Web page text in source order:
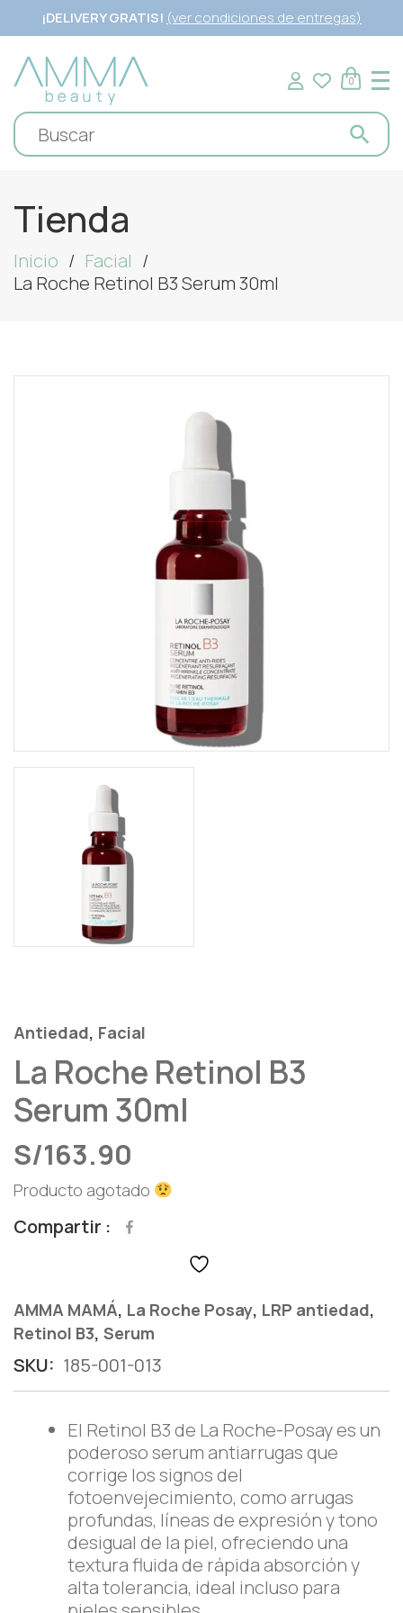
¡DELIVERY GRATIS! (ver condiciones de entregas)
0
Tienda
Inicio
Facial
La Roche Retinol B3 Serum 30ml
Antiedad, Facial
La Roche Retinol B3
Serum 30ml
S/163.90
Producto agotado
Compartir
AMMA MAMÁ, La Roche Posay, LRP antiedad,
Retinol B3, Serum
SKU: 185-001-013
El Retinol B3 de La Roche-Posay es un
poderoso serum antiarrugas que
corrige los signos del
fotoenvejecimiento, como arrugas
profundas, líneas de expresión y tono
desigual de la piel, ofreciendo una
textura fluida de rápida absorción y
alta tolerancia, ideal incluso para